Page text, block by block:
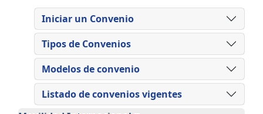
Iniciar un Convenio
Tipos de Convenios
Modelos de convenio
Listado de convenios vigentes